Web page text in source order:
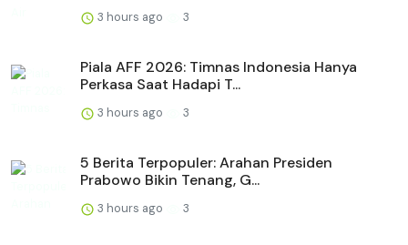
3 hours ago 3
Piala AFF 2026: Timnas Indonesia Hanya
Perkasa Saat Hadapi T...
3 hours ago 3
5 Berita Terpopuler: Arahan Presiden
Prabowo Bikin Tenang, G...
3 hours ago 3